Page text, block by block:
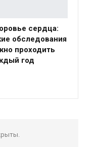
сердца:
обследования
проходить
год